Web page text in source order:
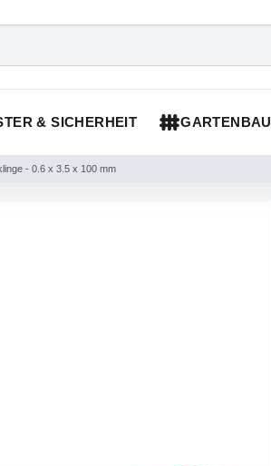
& SICHERHEIT GARTENBAU
- 0.6 x 3.5 x 100 mm